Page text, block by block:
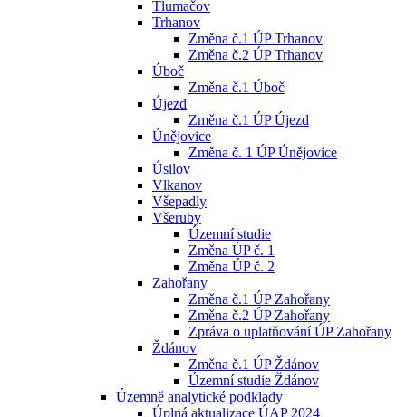
Tlumačov
Trhanov
Změna č.1 ÚP Trhanov
Změna č.2 ÚP Trhanov
Úboč
Změna č.1 Úboč
Újezd
Změna č.1 ÚP Újezd
Únějovice
Změna č. 1 ÚP Únějovice
Úsilov
Vlkanov
Všepadly
Všeruby
Územní studie
Změna ÚP č. 1
Změna ÚP č. 2
Zahořany
Změna č.1 ÚP Zahořany
Změna č.2 ÚP Zahořany
Zpráva o uplatňování ÚP Zahořany
Ždánov
Změna č.1 ÚP Ždánov
Územní studie Ždánov
Územně analytické podklady
Úplná aktualizace ÚAP 2024